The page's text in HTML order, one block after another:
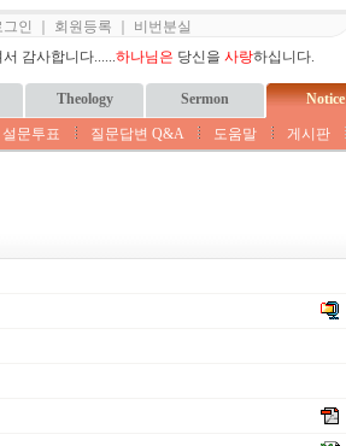
그인 회원등록
비번분실
감사합니다......하나님은 당신을 사랑하십니다.
Theology Sermon Notice
설문투표 질문답변 Q&A 도움말 게시판